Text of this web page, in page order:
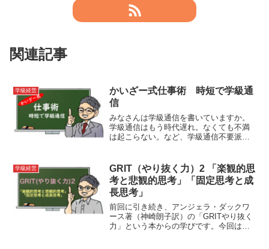
関連記事
学級経営
かいざー式仕事術 時短で学級通
信
みなさんは学級通信を書いていますか。
学級通信はもう時代遅れ。なくても不満
は起こらない。など、学級通信不要派も
続かない。」とか、「記事のネタが浮か
ばない。」など、苦労している人も多い
かと思います。今回紹介するポイントを
押さえて、一緒に学級通信を書いてまし
ょう。
学級経営
GRIT（やり抜く力）2 「楽観的思
考と悲観的思考」「固定思考と成
長思考」
前回に引き続き、アンジェラ・ダックワ
ース著（神崎朗子訳）の「GRITやり抜く
力」という本からの学びです。今回は